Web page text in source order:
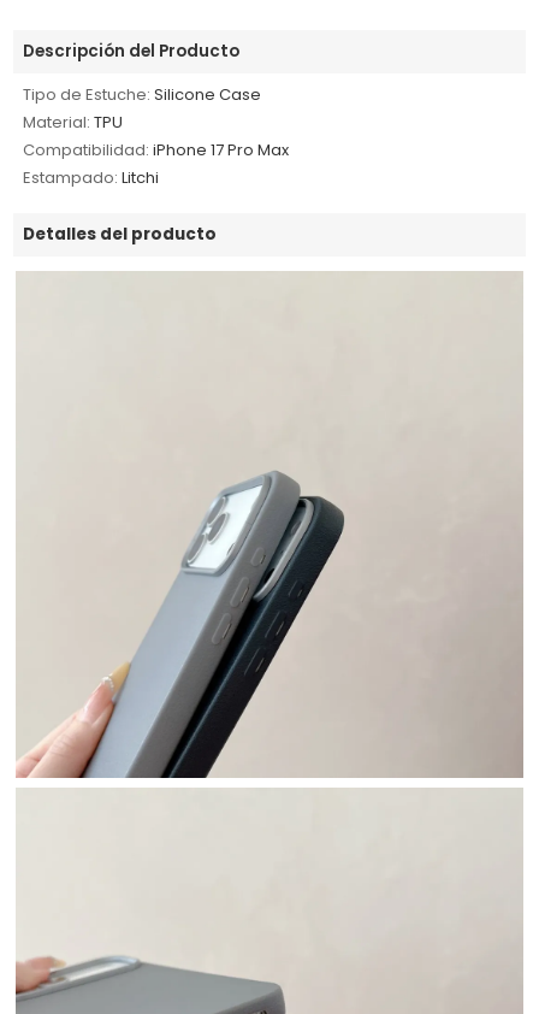
Descripción del Producto
Tipo de Estuche: Silicone Case
Material: TPU
Compatibilidad: iPhone 17 Pro Max
Estampado: Litchi
Detalles del producto